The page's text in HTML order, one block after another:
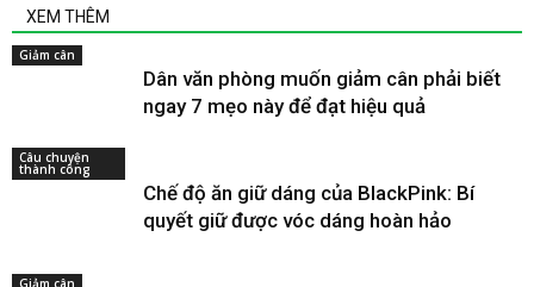
XEM THÊM
Giảm cân
Dân văn phòng muốn giảm cân phải biết
ngay 7 mẹo này để đạt hiệu quả
Câu chuyện
thành công
Chế độ ăn giữ dáng của BlackPink: Bí
quyết giữ được vóc dáng hoàn hảo
Giảm cân